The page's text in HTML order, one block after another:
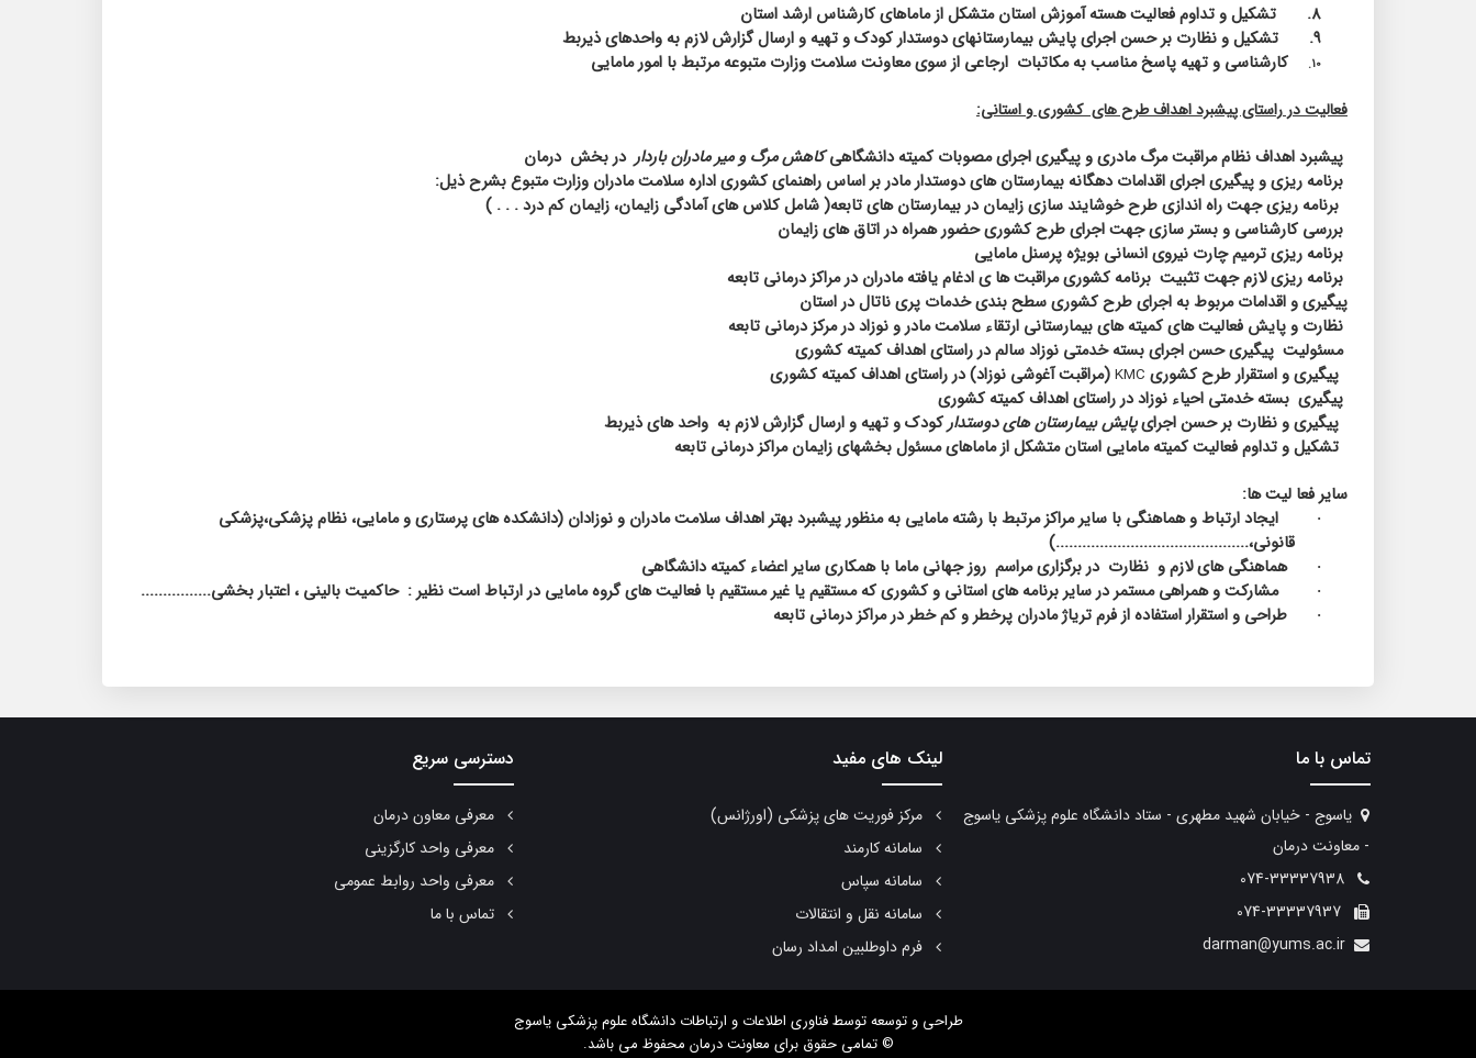
8.
تشکیل و تداوم فعالیت هسته آموزش استان متشکل از ماماهای کارشناس ارشد استان
9.
تشکیل و نظارت بر حسن اجرای پایش بیمارستانهای دوستدار کودک و تهیه و ارسال گزارش لازم به واحدهای ذیربط
10. کارشناسی و تهیه پاسخ مناسب به مکاتبات ارجاعی از سوی معاونت سلامت وزارت متبوعه مرتبط با امور مامایی
فعالیت در راستای پیشبرد اهداف طرح هایکشوری و استانی:
پیشبرد اهداف نظام مراقبت مرگ مادری و پیگیری اجرای مصوبات کمیته دانشگاهیکاهش مرگ و میر مادران باردار در بخش درمان
برنامه ریزی و پیگیری اجرای اقدامات دهگانه بیمارستان های دوستدار مادر بر اساس راهنمای کشوری اداره سلامت مادران وزارت متبوع بشرح ذیل:
برنامه ریزی جهت راه اندازی طرح خوشایند سازی زایمان در بیمارستان های تابعه( شامل کلاس های آمادگی زایمان، زایمان کم درد . . . )
بررسی کارشناسی و بستر سازی جهت اجرای طرح کشوری حضور همراه در اتاق های زایمان
برنامه ریزی ترمیم چارت نیروی انسانی بویژه پرسنل مامایی
برنامه ریزی لازم جهت تثبیت برنامه کشوری مراقبت ها ی ادغام یافته مادران در مراکز درمانی تابعه
پیگیری و اقدامات مربوط به اجرای طرح کشوری سطح بندی خدمات پری ناتال در استان
نظارت و پایش فعالیت های کمیته های بیمارستانی ارتقاء سلامت مادر و نوزاد در مرکز درمانی تابعه
مسئولیت پیگیری حسن اجرای بسته خدمتی نوزاد سالم در راستای اهداف کمیته کشوری
پیگیری و استقرار طرح کشوری KMC(مراقبت آغوشی نوزاد) در راستای اهداف کمیته کشوری
پیگیری بسته خدمتی احیاء نوزاد در راستای اهداف کمیته کشوری
پیگیری و نظارت بر حسن اجرایپایش بیمارستان های دوستدارکودک و تهیه و ارسال گزارش لازم به واحد های ذیربط
تشکیل و تداوم فعالیت کمیته مامایی استان متشکل از ماماهای مسئول بخشهای زایمان مراکز درمانی تابعه
سایر فعا لیت ها:
·
ایجاد ارتباط و هماهنگی با سایر مراکز مرتبط با رشته مامایی به منظور پیشبرد بهتر اهداف سلامت مادران و نوزادان (دانشکده های پرستاری و مامایی، نظام پزشکی،پزشکی
قانونی،............................................)
· هماهنگی های لازم و نظارت در برگزاری مراسم روز جهانی ماما با همکاری سایر اعضاء کمیته دانشگاهی
· مشارکت و همراهی مستمر در سایر برنامه های استانی و کشوری که مستقیم یا غیر مستقیم با فعالیت های گروه مامایی در ارتباط است نظیر : حاکمیت بالینی ، اعتبار بخشی................
· طراحی و استقرار استفاده از فرم تریاژ مادران پرخطر و کم خطر در مراکز درمانی تابعه
تماس با ما
یاسوج - خیابان شهید مطهری - ستاد دانشگاه علوم پزشکی یاسوج
- معاونت درمان
darman@yums.ac.ir
لینک های مفید
مرکز فوریت های پزشکی (اورژانس)
سامانه کارمند
سامانه سپاس
سامانه نقل و انتقالات
فرم داوطلبین امداد رسان
دسترسی سریع
معرفی معاون درمان
معرفی واحد کارگزینی
معرفی واحد روابط عمومی
تماس با ما
طراحی و توسعهتوسط فناوری اطلاعات و ارتباطات دانشگاه علوم پزشکی یاسوج
© تمامی حقوق برای معاونت درمان محفوظ می باشد.